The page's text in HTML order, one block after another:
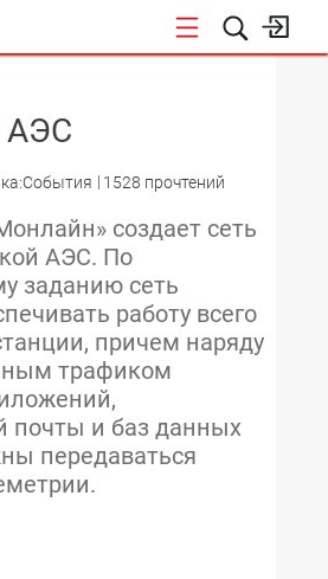
АЭС
1528 прочтений
создает сеть
АЭС. По
заданию сеть
работу всего
причем наряду
трафиком
почты и баз данных
передаваться